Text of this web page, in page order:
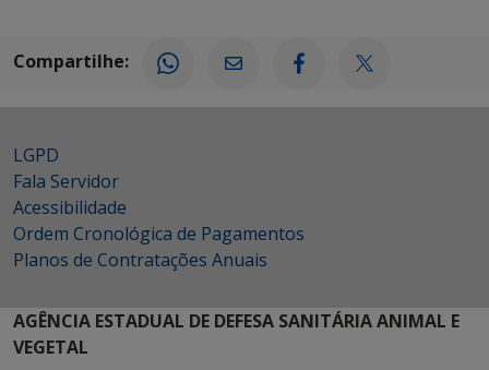
Compartilhe:
LGPD
Fala Servidor
Acessibilidade
Ordem Cronológica de Pagamentos
Planos de Contratações Anuais
AGÊNCIA ESTADUAL DE DEFESA SANITÁRIA ANIMAL E
VEGETAL